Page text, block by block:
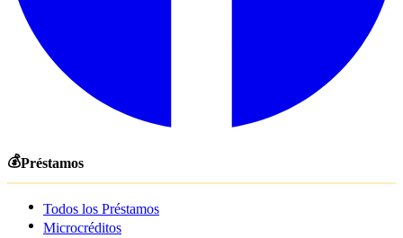
💰Préstamos
Todos los Préstamos
Microcréditos